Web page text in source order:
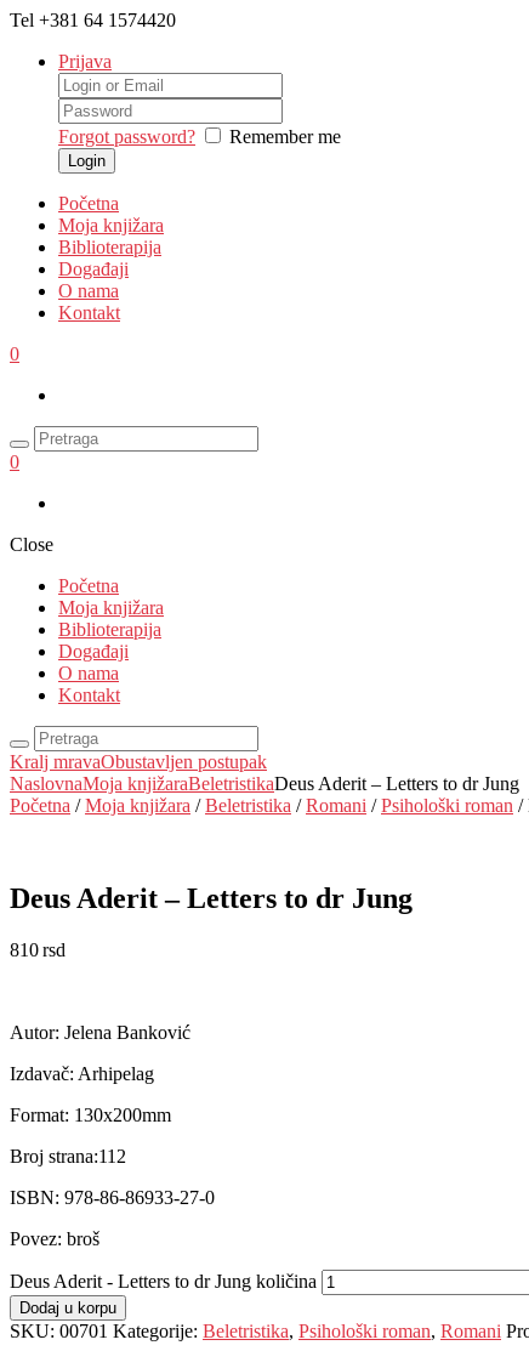
Tel +381 64 1574420
Prijava
Forgot password? Remember me
Početna
Moja knjižara
Biblioterapija
Događaji
O nama
Kontakt
0
0
Close
Početna
Moja knjižara
Biblioterapija
Događaji
O nama
Kontakt
Kralj mravaObustavljen postupak
NaslovnaMoja knjižaraBeletristikaDeus Aderit – Letters to dr Jung
Početna /Moja knjižara /Beletristika /Romani /Psihološki roman /
Deus Aderit – Letters to dr Jung
810rsd
Autor: Jelena Banković
Izdavač: Arhipelag
Format: 130x200mm
Broj strana:112
ISBN: 978-86-86933-27-0
Povez: broš
Deus Aderit - Letters to dr Jung količina
Dodaj u korpu
SKU: 00701 Kategorije: Beletristika, Psihološki roman, Romani